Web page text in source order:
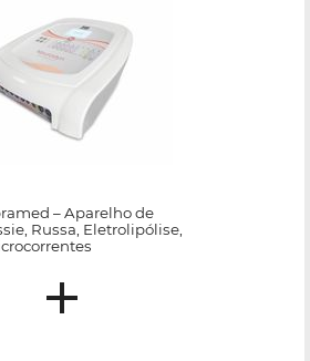
– Aparelho de
Russa, Eletrolipólise,